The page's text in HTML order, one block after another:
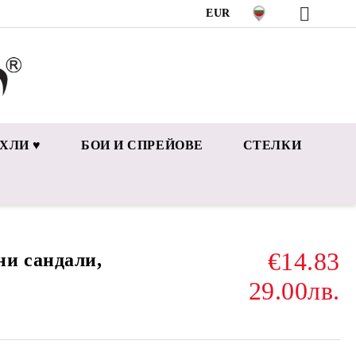
EUR
♥ БОИ И СПРЕЙОВЕ СТЕЛКИ
сандали,
€14.83
29.00лв.